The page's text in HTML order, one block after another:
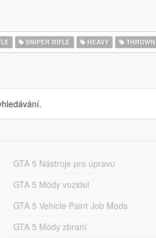
SNIPER RIFLE HEAVY THROWN
GTA 5 Nástroje pro úpravu
GTA 5 Módy vozidel
GTA 5 Vehicle Paint Job Mods
GTA 5 Módy zbraní